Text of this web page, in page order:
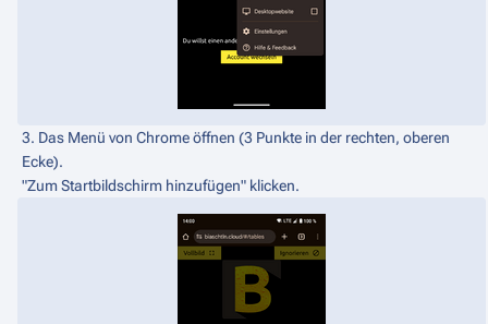
3. Das Menü von Chrome öffnen (3 Punkte in der rechten, oberen
Ecke).
"Zum Startbildschirm hinzufügen" klicken.